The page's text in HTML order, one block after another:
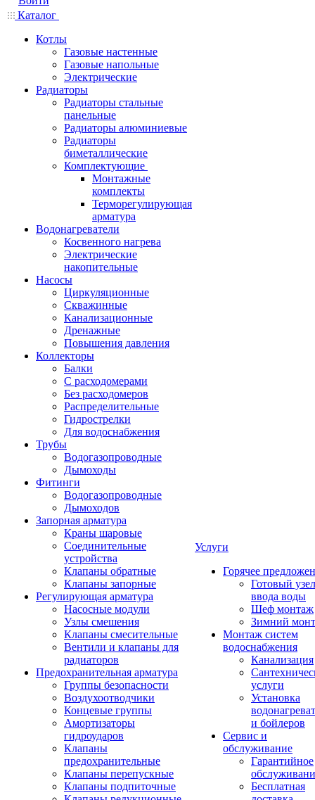
Каталог
Котлы
Газовые настенные
Газовые напольные
Электрические
Радиаторы
Радиаторы стальные
панельные
Радиаторы алюминиевые
Радиаторы
биметаллические
Комплектующие
Монтажные
комплекты
Терморегулирующая
арматура
Водонагреватели
Косвенного нагрева
Электрические
накопительные
Насосы
Циркуляционные
Скважинные
Канализационные
Дренажные
Повышения давления
Коллекторы
Балки
С расходомерами
Без расходомеров
Распределительные
Гидрострелки
Для водоснабжения
Трубы
Водогазопроводные
Дымоходы
Фитинги
Водогазопроводные
Дымоходов
Запорная арматура
Краны шаровые
Соединительные
устройства
Клапаны обратные
Клапаны запорные
Регулирующая арматура
Насосные модули
Узлы смешения
Клапаны смесительные
Вентили и клапаны для
радиаторов
Предохранительная арматура
Группы безопасности
Воздухоотводчики
Концевые группы
Амортизаторы
гидроударов
Клапаны
предохранительные
Клапаны перепускные
Клапаны подпиточные
Услуги
Горячее
Готовый узел
ввода воды
Шеф монтаж
Зимний
Монтаж систем
водоснабжения
Канализация
услуги
Установка
и бойлеров
Сервис и
обслуживание
Гарантийное
Бесплатная